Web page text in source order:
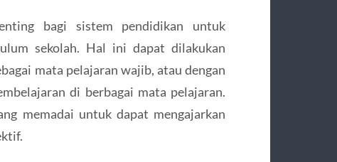
bagi sistem pendidikan untuk
sekolah. Hal ini dapat dilakukan
mata pelajaran wajib, atau dengan
di berbagai mata pelajaran.
memadai untuk dapat mengajarkan